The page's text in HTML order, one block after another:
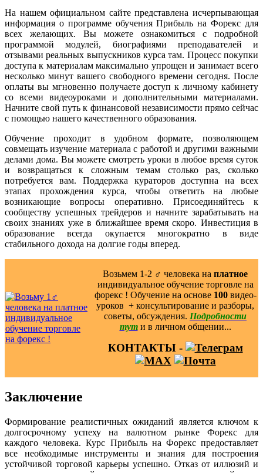
На нашем официальном сайте представлена исчерпывающая
информация о программе обучения Прибыль на Форекс для
всех желающих. Вы можете ознакомиться с подробной
программой модулей, биографиями преподавателей и
отзывами реальных выпускников курса там. Процесс покупки
доступа к материалам максимально упрощен и занимает всего
несколько минут вашего свободного времени сегодня. После
оплаты вы мгновенно получаете доступ к личному кабинету
со всеми видеоуроками и дополнительными материалами.
Начните свой путь к финансовой независимости прямо сейчас
с помощью нашего качественного образования.
Обучение проходит в удобном формате, позволяющем
совмещать изучение материала с работой и другими важными
делами дома. Вы можете смотреть уроки в любое время суток
и возвращаться к сложным темам столько раз, сколько
потребуется вам. Поддержка кураторов доступна на всех
этапах прохождения курса, чтобы ответить на любые
возникающие вопросы оперативно. Присоединяйтесь к
сообществу успешных трейдеров и начните зарабатывать на
своих знаниях уже в ближайшее время скоро. Инвестиция в
образование всегда окупается многократно в виде
стабильного дохода на долгие годы вперед.
Возьмем 1-2 ‍♂️ человека на платное
индивидуальное обучение торговле на
форекс ! Обучение на основе 100видео-
уроков ️ + консультирование и разборы,
советы, обсуждения. Подробности
тут и в личном общении...
КОНТАКТЫ -
Заключение
Формирование реалистичных ожиданий является ключом к
долгосрочному успеху на валютном рынке Форекс для
каждого человека. Курс Прибыль на Форекс предоставляет
все необходимые инструменты и знания для построения
устойчивой торговой карьеры успешно. Отказ от иллюзий и